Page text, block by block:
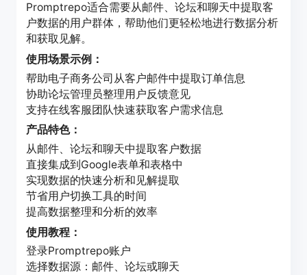
Promptrepo适合需要从邮件、论坛和聊天中提取客
户数据的用户群体，帮助他们更轻松地进行数据分析
和获取见解。
使用场景示例：
帮助电子商务公司从客户邮件中提取订单信息
协助论坛管理员整理用户反馈意见
支持在线客服团队快速获取客户需求信息
产品特色：
从邮件、论坛和聊天中提取客户数据
直接集成到Google表单和表格中
实现数据的快速分析和见解提取
节省用户切换工具的时间
提高数据整理和分析的效率
使用教程：
登录Promptrepo账户
选择数据源：邮件、论坛或聊天